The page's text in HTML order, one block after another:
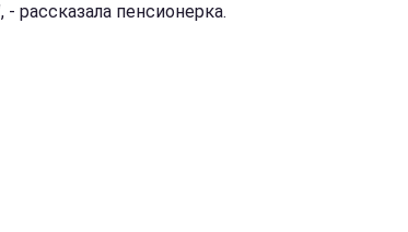
рассказала пенсионерка.